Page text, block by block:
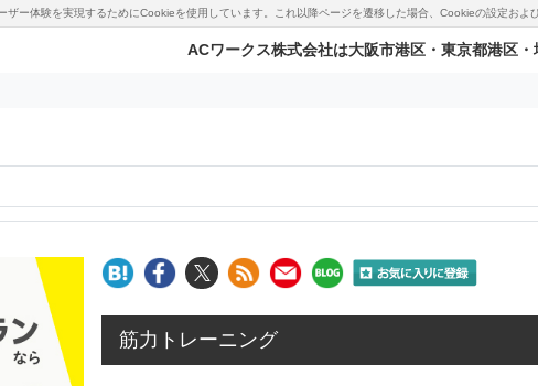
ザー体験を実現するためにCookieを使用しています。これ以降ページを遷移した場合、Cookieの設定お
ACワークス株式会社は大阪市港区・東京都港区
筋力トレーニング